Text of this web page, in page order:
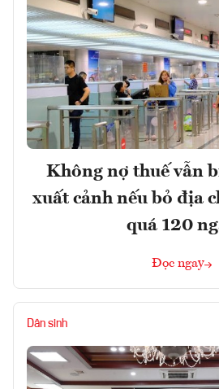
Không nợ thuế vẫn
xuất cảnh nếu bỏ địa
quá 120
Đọc ngay
Dân sinh